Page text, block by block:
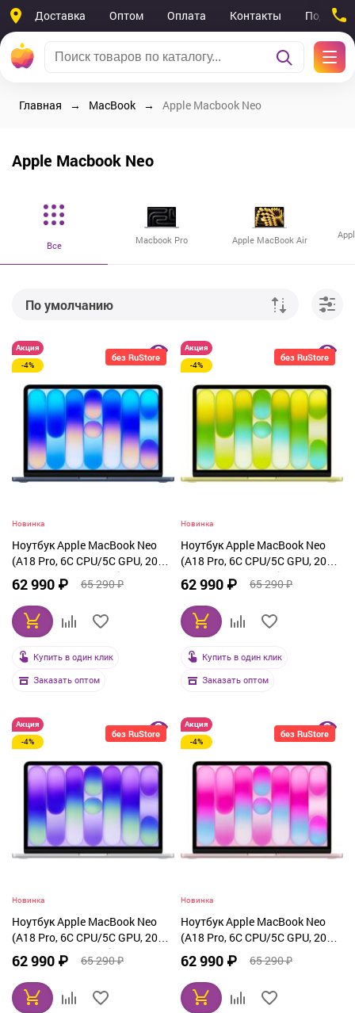
Доставка Оптом Оплата Контакты
Главная MacBook Apple Macbook Neo
Apple Macbook Neo
Все Macbook Pro Apple MacBook Air
По умолчанию
От дешевых к дорогим
От дорогих к дешевым
По рейтингу
По названию
без RuStore
Акция
-4%
Новинка
Ноутбук Apple MacBook Neo
(A18 Pro, 6C CPU/5C GPU, 2026)
8 ГБ, 256 ГБ SSD, Indigo (синий)
MHFF4
62 990 ₽ 65 290 ₽
Купить в один клик
Заказать оптом
без RuStore
Акция
-4%
Новинка
Ноутбук Apple MacBook Neo
(A18 Pro, 6C CPU/5C GPU, 2026)
8 ГБ, 256 ГБ SSD, Citrus
(желтый) MHFD4
62 990 ₽ 65 290 ₽
Купить в один клик
Заказать оптом
без RuStore
Акция
-4%
Новинка
Ноутбук Apple MacBook Neo
(A18 Pro, 6C CPU/5C GPU, 2026)
8 ГБ, 256 ГБ SSD, Silver
(серебристый) MHFA4
62 990 ₽ 65 290 ₽
без RuStore
Акция
-4%
Новинка
Ноутбук Apple MacBook Neo
(A18 Pro, 6C CPU/5C GPU, 2026)
8 ГБ, 256 ГБ SSD, Blush
(розовый) MHFH4
62 990 ₽ 65 290 ₽